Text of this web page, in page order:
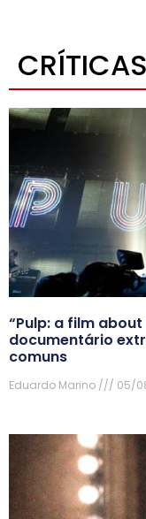
CRÍTICAS
“Pulp: a film
documentário
comuns
Eduardo Marino 05/